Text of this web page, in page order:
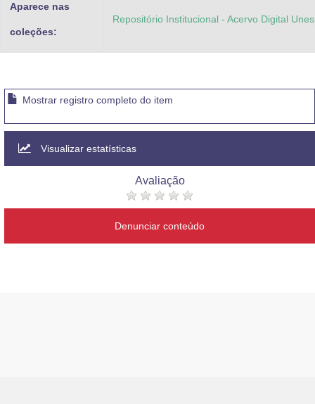
Aparece nas
coleções:
Repositório Institucional - Acervo Digital
Mostrar registro completo do item
Visualizar estatísticas
Avaliação
Denunciar conteúdo